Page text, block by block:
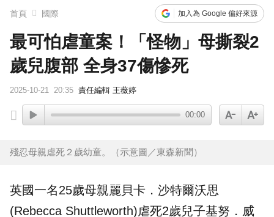
首頁 國際 加入為 Google 偏好來源
最可怕虐童案！「怪物」母撕裂2
歲兒腹部 全身37傷慘死
2025-10-21 20:35 責任編輯 王薇婷
00:00
殘忍母親虐死２歲幼童。（示意圖／東森新聞）
英國一名25歲母親麗貝卡．沙特爾沃思
(Rebecca Shuttleworth)虐死2歲兒子基努．威